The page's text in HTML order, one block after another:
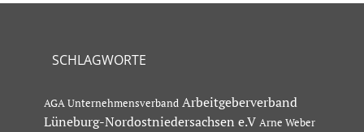
SCHLAGWORTE
AGA Unternehmensverband Arbeitgeberverband
Lüneburg-Nordostniedersachsen e.V Arne Weber